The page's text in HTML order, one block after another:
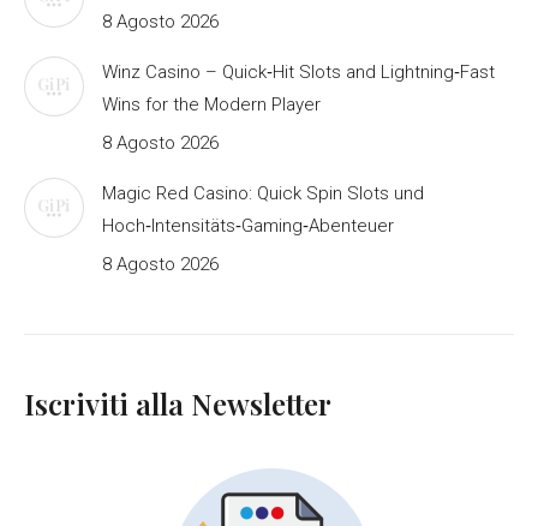
8 Agosto 2026
Winz Casino – Quick‑Hit Slots and Lightning‑Fast
Wins for the Modern Player
8 Agosto 2026
Magic Red Casino: Quick Spin Slots und
Hoch‑Intensitäts‑Gaming‑Abenteuer
8 Agosto 2026
Iscriviti alla Newsletter